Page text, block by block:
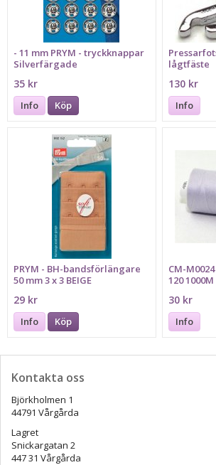
- 11 mm PRYM - tryckknappar
Silverfärgade
35 kr
Info Köp
lågtfäste
130 kr
Info
PRYM - BH-bandsförlängare
50 mm 3 x 3 BEIGE
29 kr
Info Köp
CM-
120
30 kr
Info
Kontakta oss
Björkholmen 1
44791 Vårgårda
Lagret
Snickargatan 2
447 31 Vårgårda